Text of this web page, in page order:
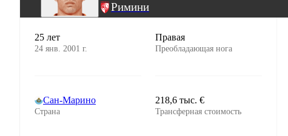
Римини
25 лет
24 янв. 2001 г.
Правая
Преобладающая нога
Сан-Марино
Страна
218,6 тыс. €
Трансферная стоимость